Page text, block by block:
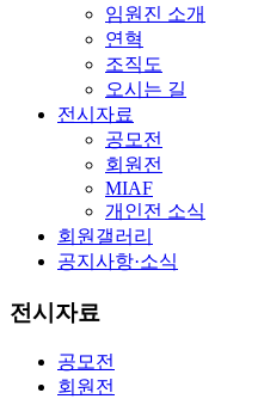
임원진 소개
연혁
조직도
오시는 길
전시자료
공모전
회원전
MIAF
개인전 소식
회원갤러리
공지사항·소식
전시자료
공모전
회원전